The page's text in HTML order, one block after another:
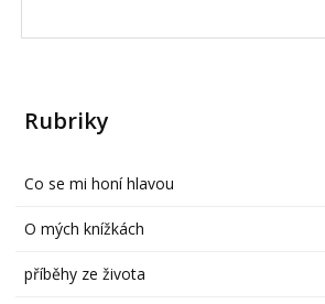
Rubriky
Co se mi honí hlavou
O mých knížkách
příběhy ze života